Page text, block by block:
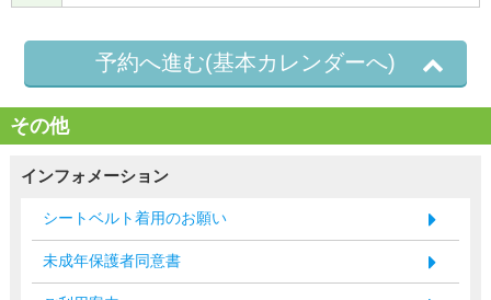
予約へ進む(基本カレンダーへ)
その他
インフォメーション
シートベルト着用のお願い
未成年保護者同意書